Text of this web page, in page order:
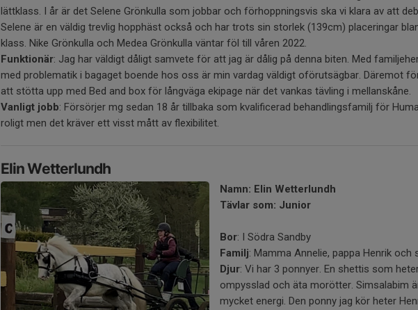
lättklass. I år är det Selene Grönkulla som jobbar och förhoppningsvis ska vi klara av att
Selene är en väldig trevlig hopphäst också och har trots sin storlek (139cm) placeringar
klass. Nike Grönkulla och Medea Grönkulla väntar föl till våren 2022.
Funktionär: Jag har väldigt dåligt samvete för att jag är dålig på denna biten. Med
med problematik i bagaget boende hos oss är min vardag väldigt oförutsägbar. Däremot
att stötta upp med Bed and box för långväga ekipage när det vankas tävling i mellanskåne.
Vanligt jobb: Försörjer mg sedan 18 år tillbaka som kvalificerad behandlingsfamilj för
roligt men det kräver ett visst mått av flexibilitet.
Elin Wetterlundh
Namn: Elin Wetterlundh
Tävlar som: Junior
Bor: I Södra Sandby
Familj: Mamma Annelie, pappa Henrik och
Djur: Vi har 3 ponnyer. En shettis som
ompysslad och äta morötter. Simsalabim
mycket energi. Den ponny jag kör heter